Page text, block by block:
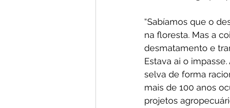
“Sabíamos que o
na floresta. Mas a
desmatamento e
Estava ai o
selva de forma
mais de 100 anos
projetos